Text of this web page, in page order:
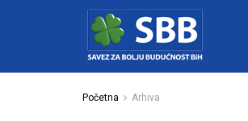
Početna Arhiva